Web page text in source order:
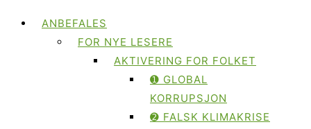
ANBEFALES
FOR NYE LESERE
AKTIVERING FOR FOLKET
➊ GLOBAL
KORRUPSJON
➋ FALSK KLIMAKRISE